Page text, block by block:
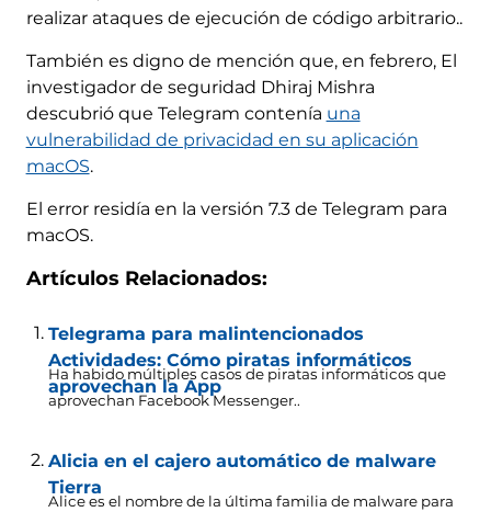
realizar ataques de ejecución de código arbitrario..
También es digno de mención que, en febrero, El
investigador de seguridad Dhiraj Mishra
descubrió que Telegram contenía una
vulnerabilidad de privacidad en su aplicación
macOS.
El error residía en la versión 7.3 de Telegram para
macOS.
Artículos Relacionados:
Telegrama para malintencionados
Actividades: Cómo piratas informáticos
aprovechan la App
Ha habido múltiples casos de piratas informáticos que
aprovechan Facebook Messenger..
Alicia en el cajero automático de malware
Tierra
Alice es el nombre de la última familia de malware para